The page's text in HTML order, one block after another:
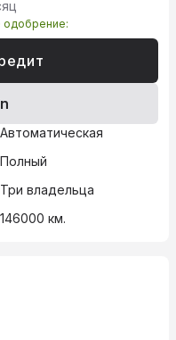
одобрение:
Автоматическая
Полный
Три владельца
146000 км.